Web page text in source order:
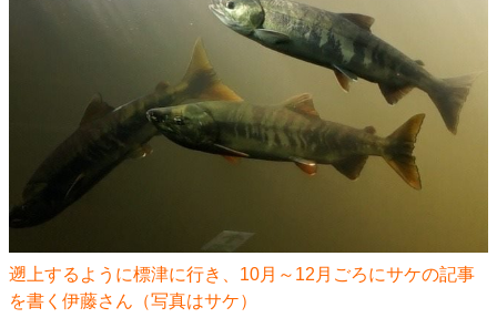
遡上するように標津に行き、10月～12月ごろにサケの記事
を書く伊藤さん（写真はサケ）